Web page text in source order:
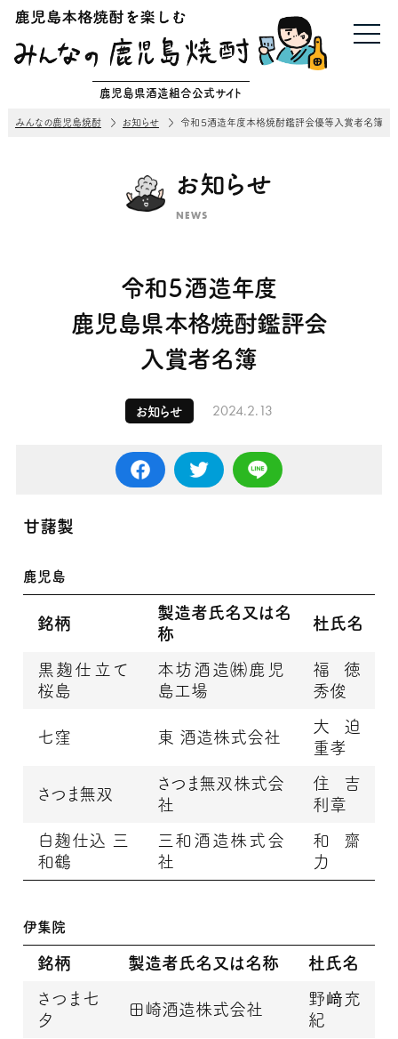
鹿児島県酒造組合公式サイト
みんなの鹿児島焼酎 お知らせ 令和５酒造年度本格焼酎鑑評会優等入賞者名簿
お知らせ
NEWS
令和５酒造年度
鹿児島県本格焼酎鑑評会
入賞者名簿
お知らせ 2024.2.13
甘藷製
鹿児島
銘柄
製造者氏名又は名
称
杜氏名
黒麹仕立て
桜島
本坊酒造㈱鹿児
島工場
福徳
秀俊
七窪 東 酒造株式会社
大迫
重孝
さつま無双
さつま無双株式会
社
住吉
利章
白麹仕込 三
和鶴
三和酒造株式会
社
和齋
力
伊集院
銘柄 製造者氏名又は名称 杜氏名
さつま七
夕
田崎酒造株式会社
野﨑充
紀